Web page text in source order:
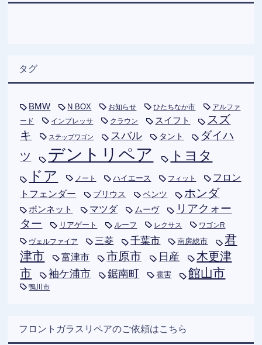
タグ
BMW N BOX お知らせ ひたちなか市
アルファ
ード
インプレッサ クラウン スイフト
スズ
キ
ステップワゴン スバル タント
ダイハ
ツ
デントリペア
トヨタ
ドア
ノート ハイエース フィット
フロン
トフェンダー
プリウス ベンツ ホンダ
ボンネット マツダ ムーヴ
リアクォー
ター
リアゲート ルーフ レクサス ワゴンR
ヴェルファイア 三菱 千葉市 南房総市
君
津市
富津市 市原市 日産
木更津
市
袖ケ浦市 鋸南町 雹害 館山市
鴨川市
フロントガラスリペアのご依頼はこちら